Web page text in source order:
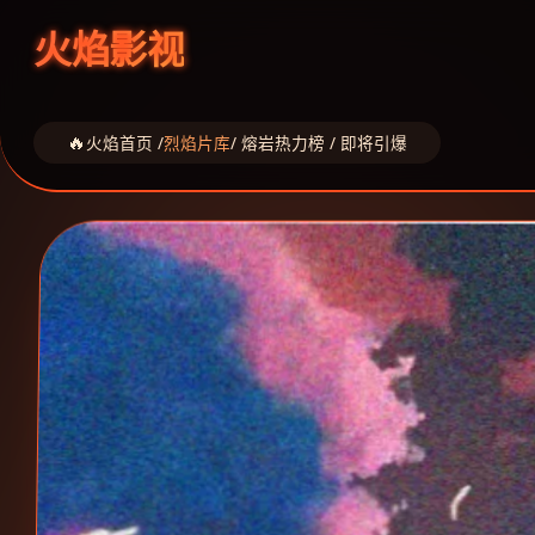
火焰影视
火焰首页 /烈焰片库/ 熔岩热力榜 / 即将引爆